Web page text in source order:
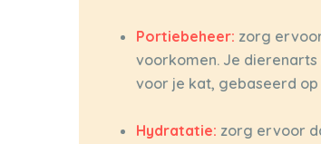
Portiebeheer: zorg
voorkomen. Je
voor je kat, gebaseerd
Hydratatie: zorg ervoor